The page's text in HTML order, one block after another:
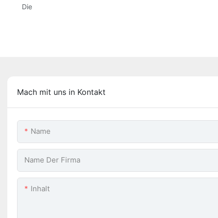
Die
Mach mit uns in Kontakt
Name
Name Der Firma
Inhalt